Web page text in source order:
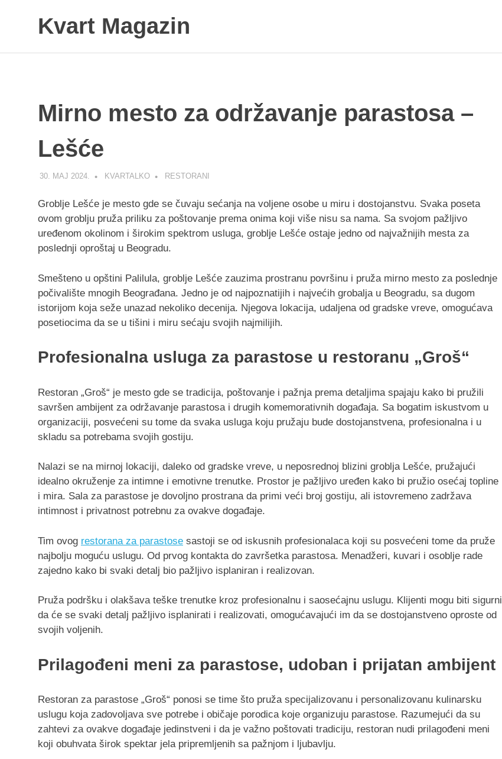
Kvart Magazin
Mirno mesto za održavanje parastosa –
Lešće
30. МАЈ 2024. KVARTALKO RESTORANI
Groblje Lešće je mesto gde se čuvaju sećanja na voljene osobe u miru i dostojanstvu. Svaka poseta
ovom groblju pruža priliku za poštovanje prema onima koji više nisu sa nama. Sa svojom pažljivo
uređenom okolinom i širokim spektrom usluga, groblje Lešće ostaje jedno od najvažnijih mesta za
poslednji oproštaj u Beogradu.
Smešteno u opštini Palilula, groblje Lešće zauzima prostranu površinu i pruža mirno mesto za poslednje
počivalište mnogih Beograđana. Jedno je od najpoznatijih i najvećih grobalja u Beogradu, sa dugom
istorijom koja seže unazad nekoliko decenija. Njegova lokacija, udaljena od gradske vreve, omogućava
posetiocima da se u tišini i miru sećaju svojih najmilijih.
Profesionalna usluga za parastose u restoranu „Groš“
Restoran „Groš“ je mesto gde se tradicija, poštovanje i pažnja prema detaljima spajaju kako bi pružili
savršen ambijent za održavanje parastosa i drugih komemorativnih događaja. Sa bogatim iskustvom u
organizaciji, posvećeni su tome da svaka usluga koju pružaju bude dostojanstvena, profesionalna i u
skladu sa potrebama svojih gostiju.
Nalazi se na mirnoj lokaciji, daleko od gradske vreve, u neposrednoj blizini groblja Lešće, pružajući
idealno okruženje za intimne i emotivne trenutke. Prostor je pažljivo uređen kako bi pružio osećaj topline
i mira. Sala za parastose je dovoljno prostrana da primi veći broj gostiju, ali istovremeno zadržava
intimnost i privatnost potrebnu za ovakve događaje.
Tim ovog restorana za parastose sastoji se od iskusnih profesionalaca koji su posvećeni tome da pruže
najbolju moguću uslugu. Od prvog kontakta do završetka parastosa. Menadžeri, kuvari i osoblje rade
zajedno kako bi svaki detalj bio pažljivo isplaniran i realizovan.
Pruža podršku i olakšava teške trenutke kroz profesionalnu i saosećajnu uslugu. Klijenti mogu biti sigurni
da će se svaki detalj pažljivo isplanirati i realizovati, omogućavajući im da se dostojanstveno oproste od
svojih voljenih.
Prilagođeni meni za parastose, udoban i prijatan ambijent
Restoran za parastose „Groš“ ponosi se time što pruža specijalizovanu i personalizovanu kulinarsku
uslugu koja zadovoljava sve potrebe i običaje porodica koje organizuju parastose. Razumejući da su
zahtevi za ovakve događaje jedinstveni i da je važno poštovati tradiciju, restoran nudi prilagođeni meni
koji obuhvata širok spektar jela pripremljenih sa pažnjom i ljubavlju.